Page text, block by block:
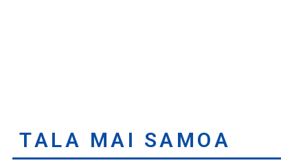
TALA MAI SAMOA